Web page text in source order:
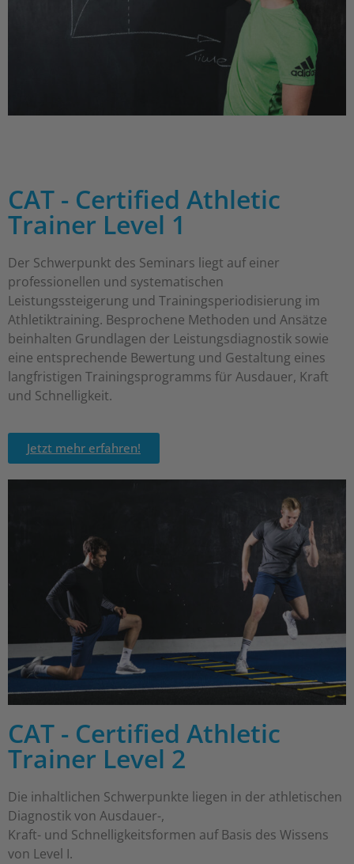
CAT - Certified Athletic
Trainer Level 1
Der Schwerpunkt des Seminars liegt auf einer
professionellen und systematischen
Leistungssteigerung und Trainingsperiodisierung im
Athletiktraining. Besprochene Methoden und Ansätze
beinhalten Grundlagen der Leistungsdiagnostik sowie
eine entsprechende Bewertung und Gestaltung eines
langfristigen Trainingsprogramms für Ausdauer, Kraft
und Schnelligkeit.
Jetzt mehr erfahren!
CAT - Certified Athletic
Trainer Level 2
Die inhaltlichen Schwerpunkte liegen in der athletischen
Diagnostik von Ausdauer-,
Kraft- und Schnelligkeitsformen auf Basis des Wissens
von Level I.